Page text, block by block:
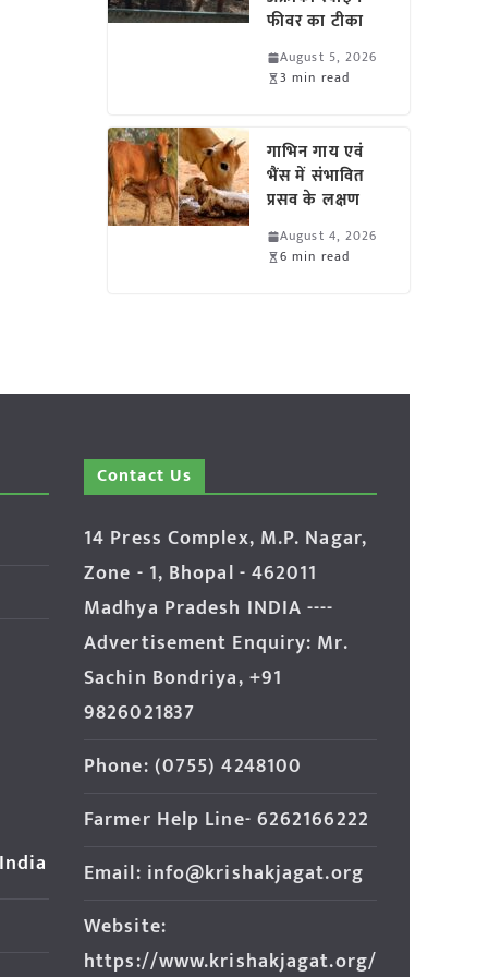
फीवर का टीका
August 5, 2026
3 min read
गाभिन गाय एवं
भैंस में संभावित
प्रसव के लक्षण
August 4, 2026
6 min read
Contact Us
14 Press Complex, M.P. Nagar,
Zone - 1, Bhopal - 462011
Madhya Pradesh INDIA ----
Advertisement Enquiry: Mr.
Sachin Bondriya, +91
9826021837
Phone: (0755) 4248100
Farmer Help Line- 6262166222
Email: info@krishakjagat.org
Website:
https://www.krishakjagat.org/